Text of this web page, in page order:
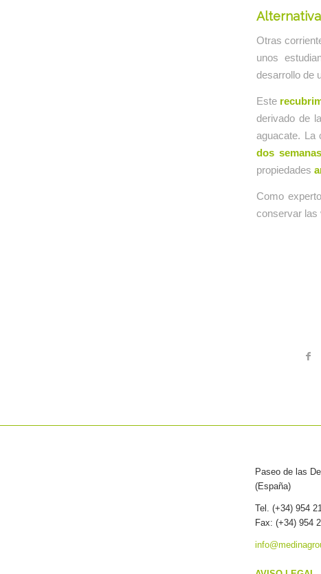
Otras
unos
desarrollo de
Este
derivado de
aguacate. La
dos semanas
propiedades
Como
conservar las
Paseo de las
(España)
Tel. (+34) 954
Fax: (+34) 954